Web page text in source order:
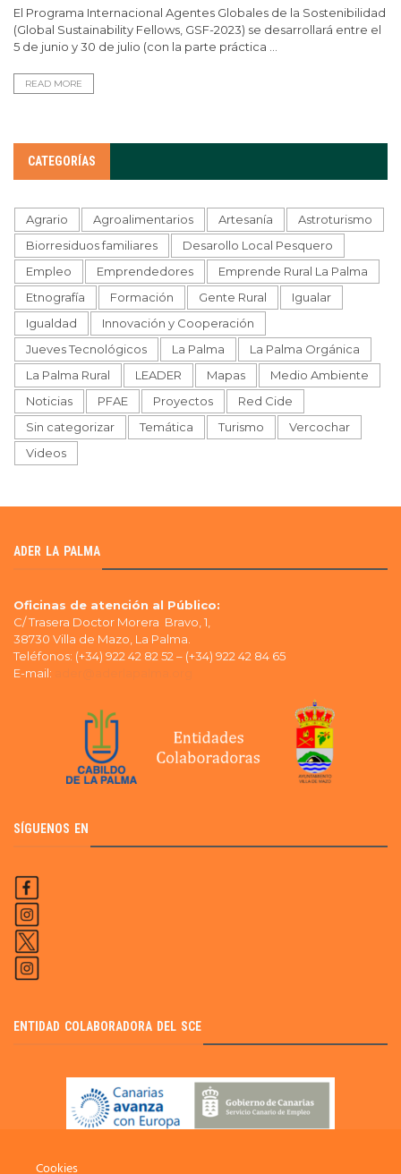
El Programa Internacional Agentes Globales de la Sostenibilidad
(Global Sustainability Fellows, GSF-2023) se desarrollará entre el
5 de junio y 30 de julio (con la parte práctica ...
READ MORE
CATEGORÍAS
Agrario Agroalimentarios Artesanía
Astroturismo
Biorresiduos familiares
Desarollo Local Pesquero
Empleo
Emprendedores
Emprende Rural La Palma
Etnografía
Formación Gente Rural
Igualar
Igualdad
Innovación y Cooperación
Jueves Tecnológicos
La Palma
La Palma Orgánica
La Palma Rural
LEADER Mapas
Medio Ambiente
Noticias
PFAE Proyectos
Red Cide
Sin categorizar
Temática Turismo
Vercochar
Videos
ADER LA PALMA
Oficinas de atención al Público:
C/ Trasera Doctor Morera Bravo, 1,
38730 Villa de Mazo, La Palma.
Teléfonos: (+34) 922 42 82 52 – (+34) 922 42 84 65
E-mail:
SÍGUENOS EN
ENTIDAD COLABORADORA DEL SCE
Cookies